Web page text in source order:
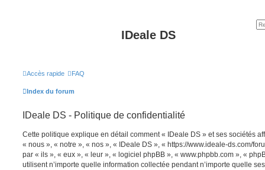
IDeale DS
Accès rapide FAQ
Index du forum
IDeale DS - Politique de confidentialité
Cette politique explique en détail comment « IDeale DS » et ses sociétés
« nous », « notre », « nos », « IDeale DS », « https://www.ideale-ds.com/
par « ils », « eux », « leur », « logiciel phpBB », « www.phpbb.com », «
utilisent n’importe quelle information collectée pendant n’importe quelle